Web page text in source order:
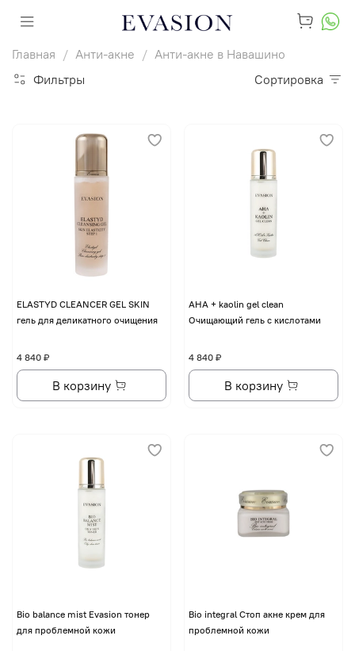
Главная Анти-акне
Анти-акне в Навашино
Фильтры
Сортировка
ELASTYD CLEANCER GEL SKIN
гель для деликатного очищения
4 840 ₽
В корзину
AHA + kaolin gel clean
Очищающий гель с кислотами
4 840 ₽
В корзину
Bio balance mist Evasion тонер
для проблемной кожи
Bio integral Стоп акне крем для
проблемной кожи